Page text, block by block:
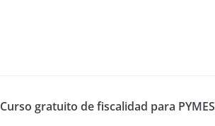
Curso gratuito de fiscalidad para PYMES